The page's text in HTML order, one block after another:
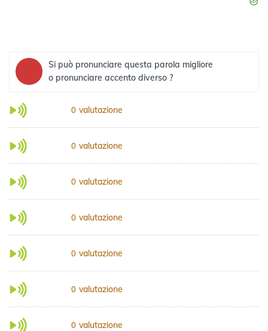
Si può pronunciare questa parola migliore
o pronunciare accento diverso ?
0 valutazione
0 valutazione
0 valutazione
0 valutazione
0 valutazione
0 valutazione
0 valutazione